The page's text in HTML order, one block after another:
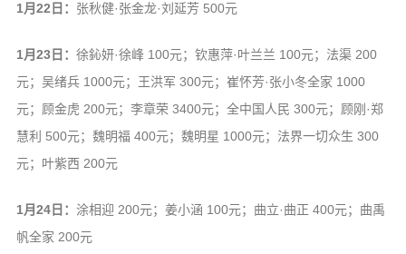
1月22日： 张秋健·张金龙·刘延芳 500元
1月23日： 徐鈊妍·徐峰 100元；钦惠萍·叶兰兰 100元；法渠 200
元；吴绪兵 1000元；王洪军 300元；崔怀芳·张小冬全家 1000
元；顾金虎 200元；李章荣 3400元；全中国人民 300元；顾刚·郑
慧利 500元；魏明福 400元；魏明星 1000元；法界一切众生 300
元；叶紫西 200元
1月24日： 涂相迎 200元；姜小涵 100元；曲立·曲正 400元；曲禹
帆全家 200元